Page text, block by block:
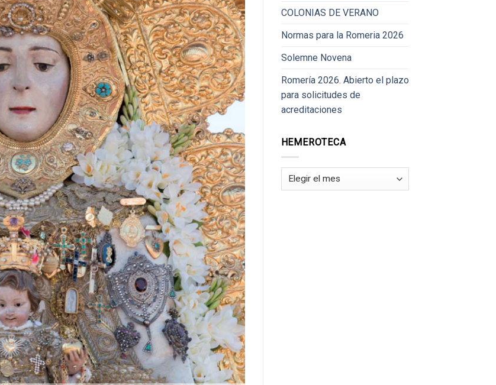
COLONIAS DE VERANO
Normas para la Romeria 2026
Solemne Novena
Romería 2026. Abierto el plazo
para solicitudes de
acreditaciones
HEMEROTECA
Hemeroteca